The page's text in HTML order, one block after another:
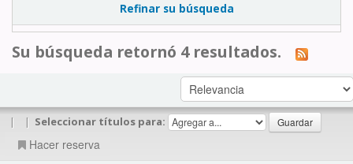
Refinar su búsqueda
Su búsqueda retornó 4 resultados.
| | Seleccionar títulos para:
Hacer reserva